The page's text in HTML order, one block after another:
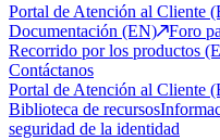
Portal de Atención al Cliente
Documentación (EN)
Foro
Recorrido por los productos
Contáctanos
Portal de Atención al Cliente
Biblioteca de recursos
seguridad de la identidad